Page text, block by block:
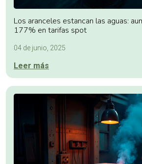
Los aranceles estancan las aguas:
177% en tarifas spot
04 de junio, 2025
Leer más